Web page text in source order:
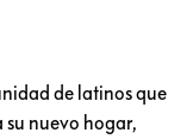
de latinos que
su nuevo hogar,